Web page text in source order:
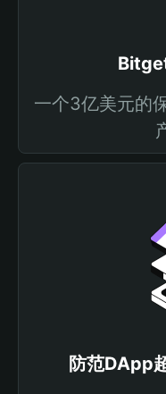
一个3亿美元的
防范DApp